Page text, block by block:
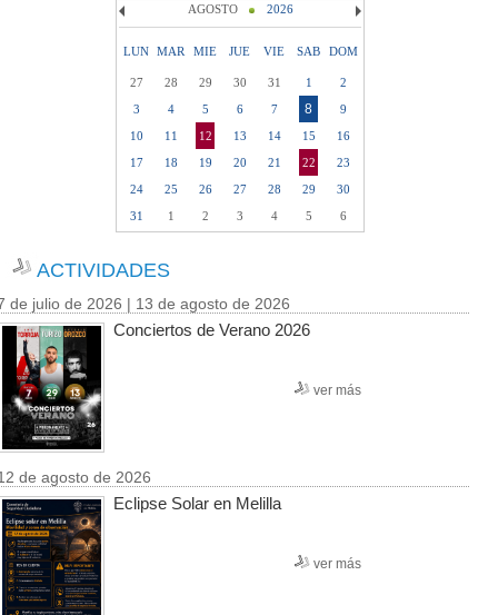
AGOSTO 2026
LUN MAR MIE JUE VIE SAB DOM
27 28 29 30 31 1
2
3
4 5 6 7 8
9
10
11 12 13 14 15
16
17
18 19 20 21 22
23
24
25 26 27 28 29
30
31
1 2 3 4 5 6
ACTIVIDADES
de julio de 2026 | 13 de agosto de 2026
Conciertos de Verano 2026
ver más
de agosto de 2026
Eclipse Solar en Melilla
ver más